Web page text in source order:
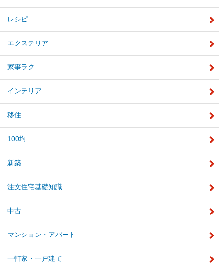
レシピ
エクステリア
家事ラク
インテリア
移住
100均
新築
注文住宅基礎知識
中古
マンション・アパート
一軒家・一戸建て